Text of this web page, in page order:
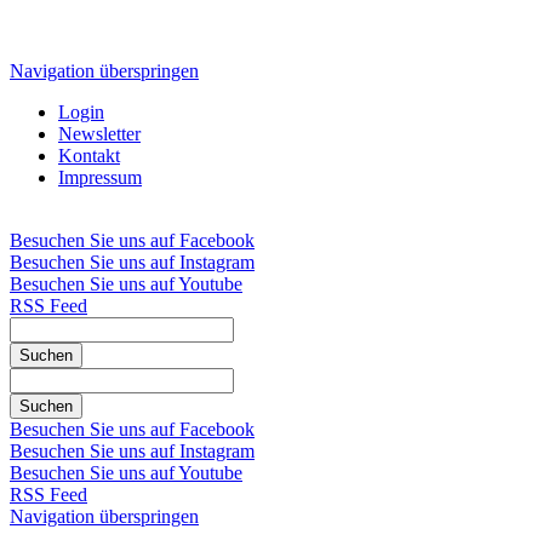
Navigation überspringen
Login
Newsletter
Kontakt
Impressum
Besuchen Sie uns auf Facebook
Besuchen Sie uns auf Instagram
Besuchen Sie uns auf Youtube
RSS Feed
Suchen
Suchen
Besuchen Sie uns auf Facebook
Besuchen Sie uns auf Instagram
Besuchen Sie uns auf Youtube
RSS Feed
Navigation überspringen